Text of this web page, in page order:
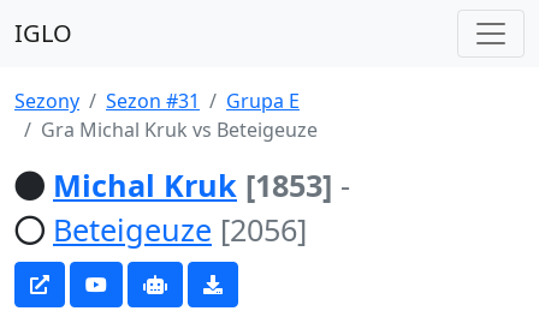
IGLO
Sezony Sezon #31
Grupa E
Gra Michal Kruk vs Beteigeuze
Michal Kruk [1853] -
Beteigeuze [2056]